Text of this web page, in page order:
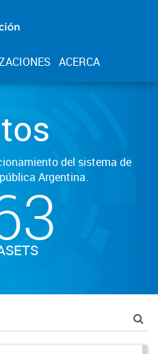
ACERCA
del sistema de
Argentina.